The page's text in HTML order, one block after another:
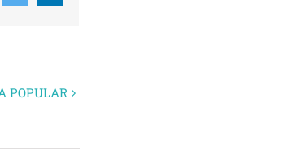
POPULAR